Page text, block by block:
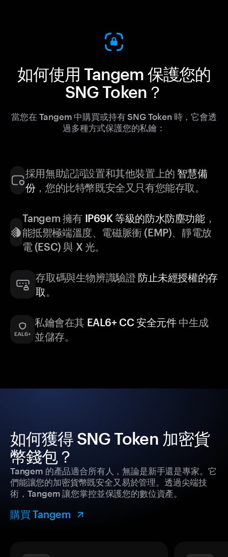
如何使用 Tangem 保護您的
SNG Token？
當您在 Tangem 中購買或持有 SNG Token 時，它會透
過多種方式保護您的私鑰：
採用無助記詞設置和其他裝置上的 智慧備
份，您的比特幣既安全又只有您能存取。
Tangem 擁有 IP69K 等級的防水防塵功能，
能抵禦極端溫度、電磁脈衝 (EMP)、靜電放
電 (ESC) 與 X 光。
存取碼與生物辨識驗證 防止未經授權的存
取 。
私鑰會在其 EAL6+ CC 安全元件中生成
並儲存。
如何獲得 SNG Token 加密貨
幣錢包？
Tangem 的產品適合所有人，無論是新手還是專家。它
們能讓您的加密貨幣既安全又易於管理。透過尖端技
術，Tangem 讓您掌控並保護您的數位資產。
購買 Tangem